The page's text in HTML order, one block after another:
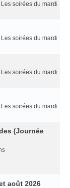
Les soirées du mardi
Les soirées du mardi
Les soirées du mardi
Les soirées du mardi
(Journée
août 2026